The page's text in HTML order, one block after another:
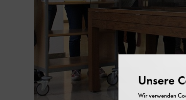
Unsere
Wir verwenden